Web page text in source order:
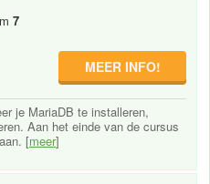
7
MEER INFO!
je MariaDB te installeren,
Aan het einde van de cursus
[meer]